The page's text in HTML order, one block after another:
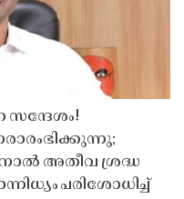
സന്ദേശം!
അതീവ ശ്രദ്ധ
പരിശോധിച്ച്